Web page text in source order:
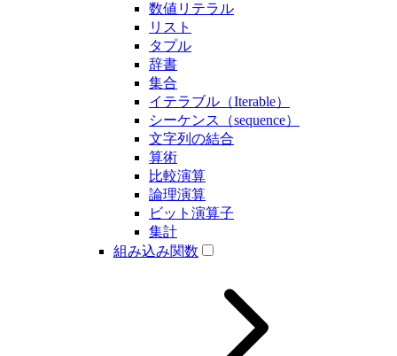
数値リテラル
リスト
タプル
辞書
集合
イテラブル（Iterable）
シーケンス（sequence）
文字列の結合
算術
比較演算
論理演算
ビット演算子
集計
組み込み関数